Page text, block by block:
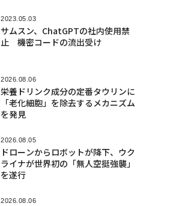
2023.05.03
サムスン、ChatGPTの社内使用禁
止 機密コードの流出受け
2026.08.06
栄養ドリンク成分の定番タウリンに
「老化細胞」を除去するメカニズム
を発見
2026.08.05
ドローンからロボットが降下、ウク
ライナが世界初の「無人空挺強襲」
を遂行
2026.08.06